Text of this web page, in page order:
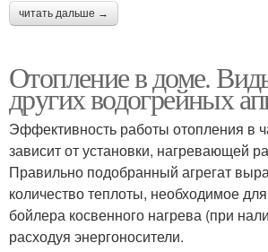
читать дальше →
Отопление в доме.
других водогрейных
Эффективность работы отопления в
зависит от установки, нагревающей
Правильно подобранный агрегат
количество теплоты, необходимое
бойлера косвенного нагрева (при
расходуя энергоносители.